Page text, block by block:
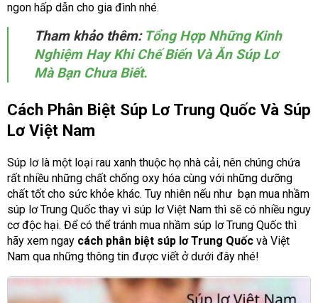
ngon hấp dẫn cho gia đình nhé.
Tham khảo thêm: Tổng Hợp Những Kinh
Nghiệm Hay Khi Chế Biến Và Ăn Súp Lơ
Mà Bạn Chưa Biết.
Cách Phân Biệt Súp Lơ Trung Quốc Và Súp
Lơ Việt Nam
Súp lơ là một loại rau xanh thuộc họ nhà cải, nên chúng chứa
rất nhiều những chất chống oxy hóa cùng với những dưỡng
chất tốt cho sức khỏe khác. Tuy nhiên nếu như bạn mua nhầm
súp lơ Trung Quốc thay vì súp lơ Việt Nam thì sẽ có nhiều nguy
cơ độc hại. Để có thể tránh mua nhầm súp lơ Trung Quốc thì
hãy xem ngay cách phân biệt súp lơ Trung Quốc và Việt
Nam qua những thông tin được viết ở dưới đây nhé!